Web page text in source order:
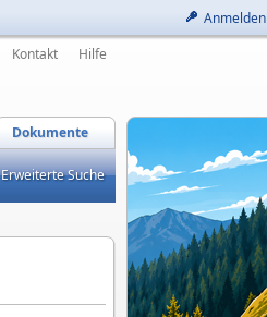
Anmelden
Kontakt Hilfe
Dokumente
Erweiterte Suche